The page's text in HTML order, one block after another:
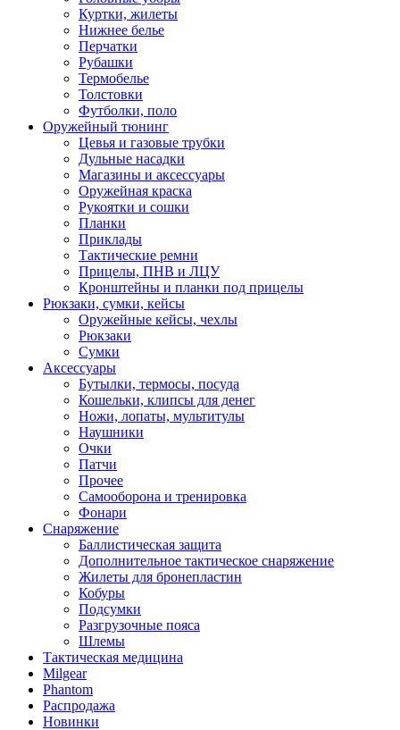
Куртки, жилеты
Нижнее белье
Перчатки
Рубашки
Термобелье
Толстовки
Футболки, поло
Оружейный тюнинг
Цевья и газовые трубки
Дульные насадки
Магазины и аксессуары
Оружейная краска
Рукоятки и сошки
Планки
Приклады
Тактические ремни
Прицелы, ПНВ и ЛЦУ
Кронштейны и планки под прицелы
Рюкзаки, сумки, кейсы
Оружейные кейсы, чехлы
Рюкзаки
Сумки
Аксессуары
Бутылки, термосы, посуда
Кошельки, клипсы для денег
Ножи, лопаты, мультитулы
Наушники
Очки
Патчи
Прочее
Самооборона и тренировка
Фонари
Снаряжение
Баллистическая защита
Дополнительное тактическое снаряжение
Жилеты для бронепластин
Кобуры
Подсумки
Разгрузочные пояса
Шлемы
Тактическая медицина
Milgear
Phantom
Распродажа
Новинки